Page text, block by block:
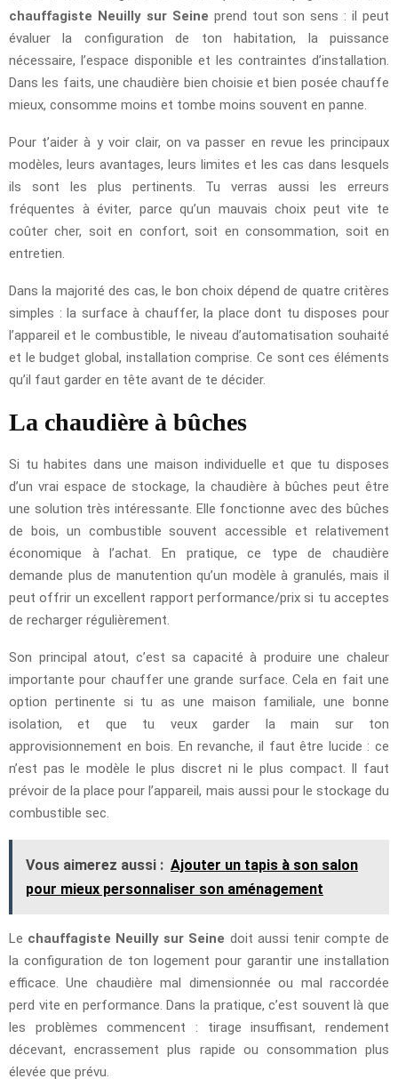
chauffagiste Neuilly sur Seine prend tout son sens : il peut
évaluer la configuration de ton habitation, la puissance
nécessaire, l’espace disponible et les contraintes d’installation.
Dans les faits, une chaudière bien choisie et bien posée chauffe
mieux, consomme moins et tombe moins souvent en panne.
Pour t’aider à y voir clair, on va passer en revue les principaux
modèles, leurs avantages, leurs limites et les cas dans lesquels
ils sont les plus pertinents. Tu verras aussi les erreurs
fréquentes à éviter, parce qu’un mauvais choix peut vite te
coûter cher, soit en confort, soit en consommation, soit en
entretien.
Dans la majorité des cas, le bon choix dépend de quatre critères
simples : la surface à chauffer, la place dont tu disposes pour
l’appareil et le combustible, le niveau d’automatisation souhaité
et le budget global, installation comprise. Ce sont ces éléments
qu’il faut garder en tête avant de te décider.
La chaudière à bûches
Si tu habites dans une maison individuelle et que tu disposes
d’un vrai espace de stockage, la chaudière à bûches peut être
une solution très intéressante. Elle fonctionne avec des bûches
de bois, un combustible souvent accessible et relativement
économique à l’achat. En pratique, ce type de chaudière
demande plus de manutention qu’un modèle à granulés, mais il
peut offrir un excellent rapport performance/prix si tu acceptes
de recharger régulièrement.
Son principal atout, c’est sa capacité à produire une chaleur
importante pour chauffer une grande surface. Cela en fait une
option pertinente si tu as une maison familiale, une bonne
isolation, et que tu veux garder la main sur ton
approvisionnement en bois. En revanche, il faut être lucide : ce
n’est pas le modèle le plus discret ni le plus compact. Il faut
prévoir de la place pour l’appareil, mais aussi pour le stockage du
combustible sec.
Vous aimerez aussi : Ajouter un tapis à son salon
pour mieux personnaliser son aménagement
Le chauffagiste Neuilly sur Seine doit aussi tenir compte de
la configuration de ton logement pour garantir une installation
efficace. Une chaudière mal dimensionnée ou mal raccordée
perd vite en performance. Dans la pratique, c’est souvent là que
les problèmes commencent : tirage insuffisant, rendement
décevant, encrassement plus rapide ou consommation plus
élevée que prévu.